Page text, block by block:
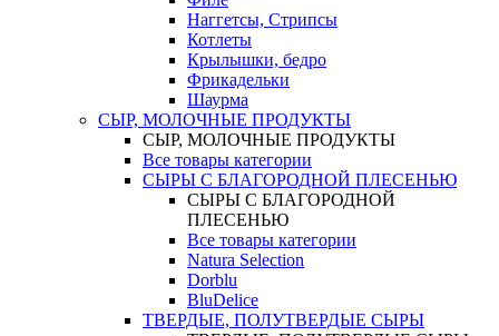
Наггетсы, Стрипсы
Котлеты
Крылышки, бедро
Фрикадельки
Шаурма
СЫР, МОЛОЧНЫЕ ПРОДУКТЫ
СЫР, МОЛОЧНЫЕ ПРОДУКТЫ
Все товары категории
СЫРЫ С БЛАГОРОДНОЙ ПЛЕСЕНЬЮ
СЫРЫ С БЛАГОРОДНОЙ
ПЛЕСЕНЬЮ
Все товары категории
Natura Selection
Dorblu
BluDelice
ТВЕРДЫЕ, ПОЛУТВЕРДЫЕ СЫРЫ